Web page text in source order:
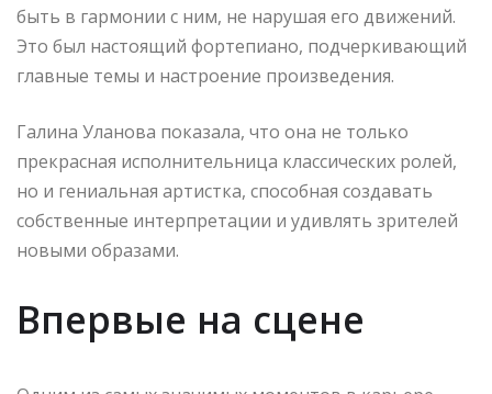
быть в гармонии с ним, не нарушая его движений.
Это был настоящий фортепиано, подчеркивающий
главные темы и настроение произведения.
Галина Уланова ​​показала, что она не только
прекрасная исполнительница классических ролей,
но и гениальная артистка, способная создавать
собственные интерпретации и удивлять зрителей
новыми образами.
Впервые на сцене